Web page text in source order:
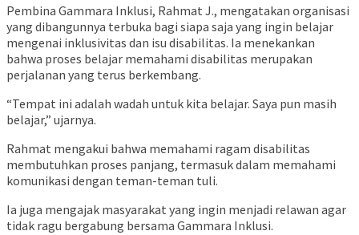
Pembina Gammara Inklusi, Rahmat J., mengatakan organisasi
yang dibangunnya terbuka bagi siapa saja yang ingin belajar
mengenai inklusivitas dan isu disabilitas. Ia menekankan
bahwa proses belajar memahami disabilitas merupakan
perjalanan yang terus berkembang.
“Tempat ini adalah wadah untuk kita belajar. Saya pun masih
belajar,” ujarnya.
Rahmat mengakui bahwa memahami ragam disabilitas
membutuhkan proses panjang, termasuk dalam memahami
komunikasi dengan teman-teman tuli.
Ia juga mengajak masyarakat yang ingin menjadi relawan agar
tidak ragu bergabung bersama Gammara Inklusi.